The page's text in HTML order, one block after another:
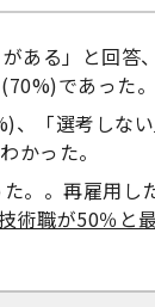
ある」と回答
であった。
、「選考しな
かった。
。。再雇用し
術職が50％と